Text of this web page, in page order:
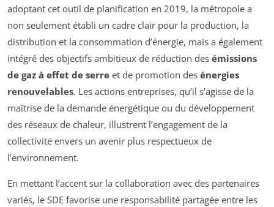
adoptant cet outil de planification en 2019, la métropole a
non seulement établi un cadre clair pour la production, la
distribution et la consommation d’énergie, mais a également
intégré des objectifs ambitieux de réduction des émissions
de gaz à effet de serre et de promotion des énergies
renouvelables. Les actions entreprises, qu’il s’agisse de la
maîtrise de la demande énergétique ou du développement
des réseaux de chaleur, illustrent l’engagement de la
collectivité envers un avenir plus respectueux de
l’environnement.
En mettant l’accent sur la collaboration avec des partenaires
variés, le SDE favorise une responsabilité partagée entre les